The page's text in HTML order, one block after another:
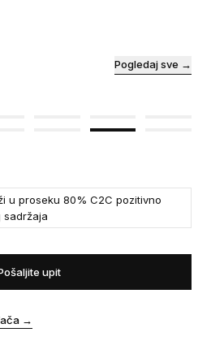
Pogledaj sve →
u proseku 80% C2C pozitivno
sadržaja
upit
→